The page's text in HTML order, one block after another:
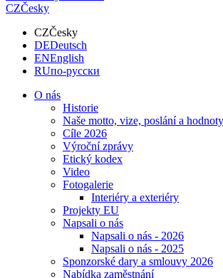
CZČesky
CZČesky
DEDeutsch
ENEnglish
RUпо-русски
O nás
Historie
Naše motto, vize, poslání a hodnoty
Cíle 2026
Výroční zprávy
Etický kodex
Video
Fotogalerie
Interiéry a exteriéry
Projekty EU
Napsali o nás
Napsali o nás - 2026
Napsali o nás - 2025
Sponzorské dary a smlouvy 2026
Nabídka zaměstnání